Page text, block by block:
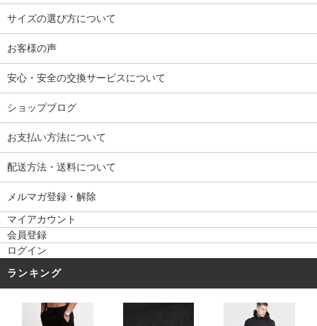
サイズの選び方について
お客様の声
安心・安全の交換サービスについて
ショップブログ
お支払い方法について
配送方法・送料について
メルマガ登録・解除
マイアカウント
会員登録
ログイン
ランキング